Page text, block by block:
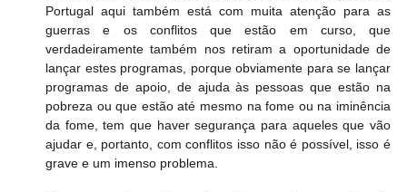
Portugal aqui também está com muita atenção para as
guerras e os conflitos que estão em curso, que
verdadeiramente também nos retiram a oportunidade de
lançar estes programas, porque obviamente para se lançar
programas de apoio, de ajuda às pessoas que estão na
pobreza ou que estão até mesmo na fome ou na iminência
da fome, tem que haver segurança para aqueles que vão
ajudar e, portanto, com conflitos isso não é possível, isso é
grave e um imenso problema.